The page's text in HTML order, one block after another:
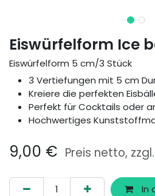
Eiswürfelform Ice
Eiswürfelform 5 cm/3 Stück
3 Vertiefungen mit 5 cm
Kreiere die perfekten
Perfekt für Cocktails oder
Hochwertiges
9,00 € Preis netto,
In